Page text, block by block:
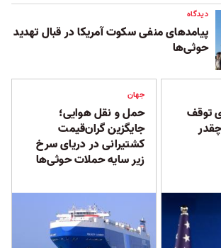
دیدگاه
پیامدهای منفی سکوت آمریکا در قبال تهدید
حوثی‌ها
توقف
جهان
حمل و نقل هوایی؛
جایگزین گران‌قیمت
کشتیرانی در دریای سرخ
زیر سایه حملات حوثی‌ها